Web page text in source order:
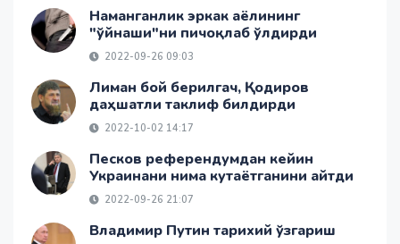
Наманганлик эркак аёлининг
"ўйнаши"ни пичоқлаб ўлдирди
2022-09-26 09:03
Лиман бой берилгач, Қодиров
даҳшатли таклиф билдирди
2022-10-02 14:17
Песков референдумдан кейин
Украинани нима кутаётганини айтди
2022-09-26 21:07
Владимир Путин тарихий ўзгариш